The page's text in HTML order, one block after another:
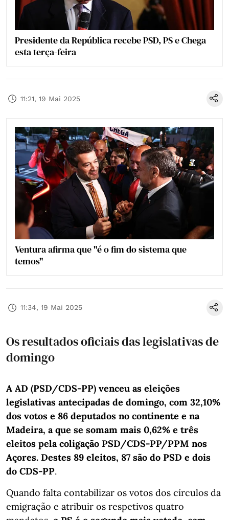
Presidente da República recebe PSD, PS e Chega
esta terça-feira
11:21, 19 Mai 2025
Ventura afirma que "é o fim do sistema que
temos"
11:34, 19 Mai 2025
Os resultados oficiais das legislativas de
domingo
A AD (PSD/CDS-PP) venceu as eleições
legislativas antecipadas de domingo, com 32,10%
dos votos e 86 deputados no continente e na
Madeira, a que se somam mais 0,62% e três
eleitos pela coligação PSD/CDS-PP/PPM nos
Açores. Destes 89 eleitos, 87 são do PSD e dois
do CDS-PP.
Quando falta contabilizar os votos dos círculos da
emigração e atribuir os respetivos quatro